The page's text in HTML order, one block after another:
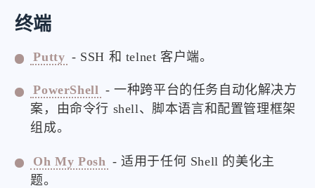
终端
Putty - SSH 和 telnet 客户端。
PowerShell - 一种跨平台的任务自动化解决方
案，由命令行 shell、脚本语言和配置管理框架
组成。
Oh My Posh - 适用于任何 Shell 的美化主
题。